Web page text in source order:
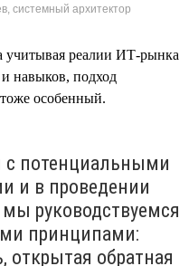
системный архитектор
учитывая реалии ИТ-рынка
навыков, подход
особенный.
потенциальными
и в проведении
руководствуемся
принципами:
открытая обратная